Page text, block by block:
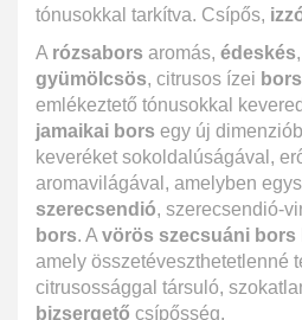
tónusokkal tarkítva. Csípős,
A rózsabors aromás, édeskés,
gyümölcsös, citrusos ízei
emlékeztető tónusokkal
jamaikai bors egy új
keveréket sokoldalúságával,
aromavilágával, amelyben
szerecsendió, szerecsendió-
bors. A vörös szecsuáni bors
amely összetéveszthetetlenné
citrusossággal társuló,
bizsergető csípősség.